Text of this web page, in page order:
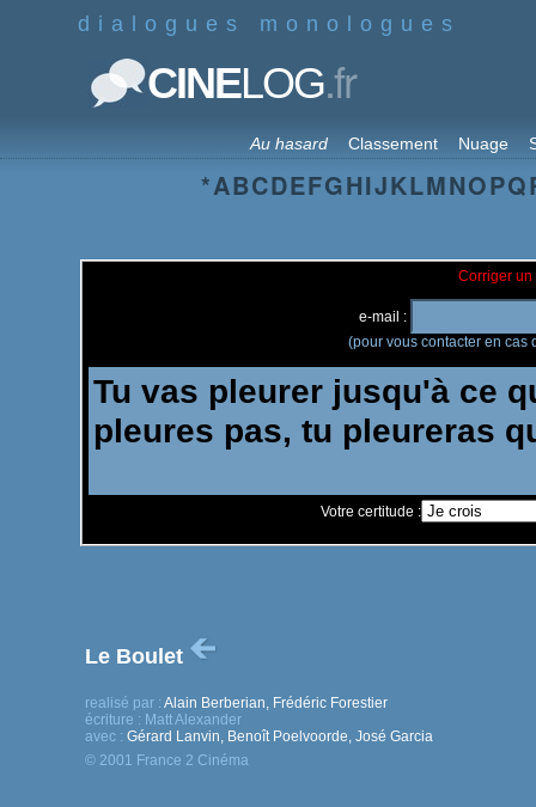
dialogues monologues
CINELOG.fr
Au hasard Classement Nuage
*ABCDEFGHIJKLMNOPQ
Corriger un
e-mail :
(pour vous contacter en cas
Votre certitude :
Le Boulet
realisé par : Alain Berberian, Frédéric Forestier
écriture : Matt Alexander
avec : Gérard Lanvin, Benoît Poelvoorde, José Garcia
© 2001 France 2 Cinéma